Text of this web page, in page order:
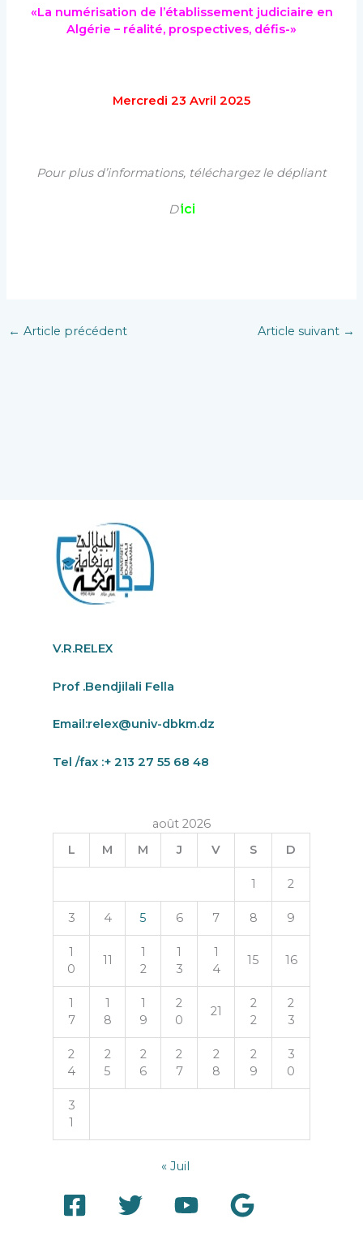
«La numérisation de l’établissement judiciaire en
Algérie – réalité, prospectives, défis-»
Mercredi 23 Avril 2025
Pour plus d’informations, téléchargez le dépliant
D’ici
← Article précédent Article suivant →
V.R.RELEX
Prof .Bendjilali Fella
Email:relex@univ-dbkm.dz
Tel /fax :+ 213 27 55 68 48
août 2026
L
M M J V S D
1 2
3 4 5 6 7 8 9
1
0
11
1
2
1
3
1
4
15 16
1
7
1
8
1
9
2
0
21
2
2
2
3
2
4
2
5
2
6
2
7
2
8
2
9
3
0
3
1
« Juil